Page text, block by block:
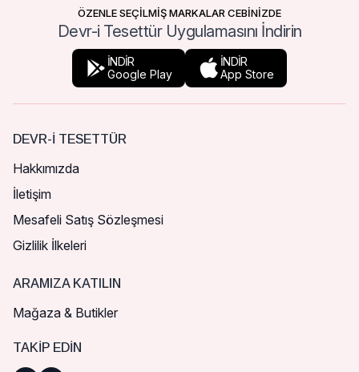
ÖZENLE SEÇİLMİŞ MARKALAR CEBİNİZDE
Devr-i Tesettür Uygulamasını İndirin
İNDİR
Google Play
İNDİR
App Store
DEVR-I TESETTÜR
Hakkımızda
İletişim
Mesafeli Satış Sözleşmesi
Gizlilik İlkeleri
ARAMIZA KATILIN
Mağaza & Butikler
TAKIP EDIN